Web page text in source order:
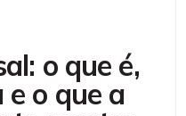
o que é,
o que a